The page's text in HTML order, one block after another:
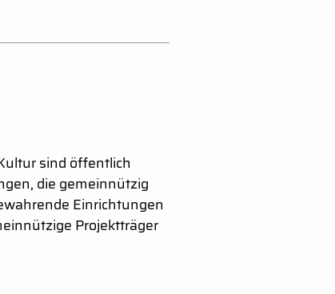
sind öffentlich
die gemeinnützig
Einrichtungen
Projektträger